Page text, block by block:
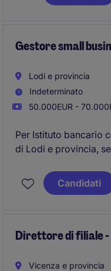
Gestore small
Lodi e provincia
Indeterminato
50.000EUR -
Per Istituto bancario
di Lodi e provincia,
Responsabile
sviluppare il
Candidati
Direttore di filiale -
Vicenza e provincia